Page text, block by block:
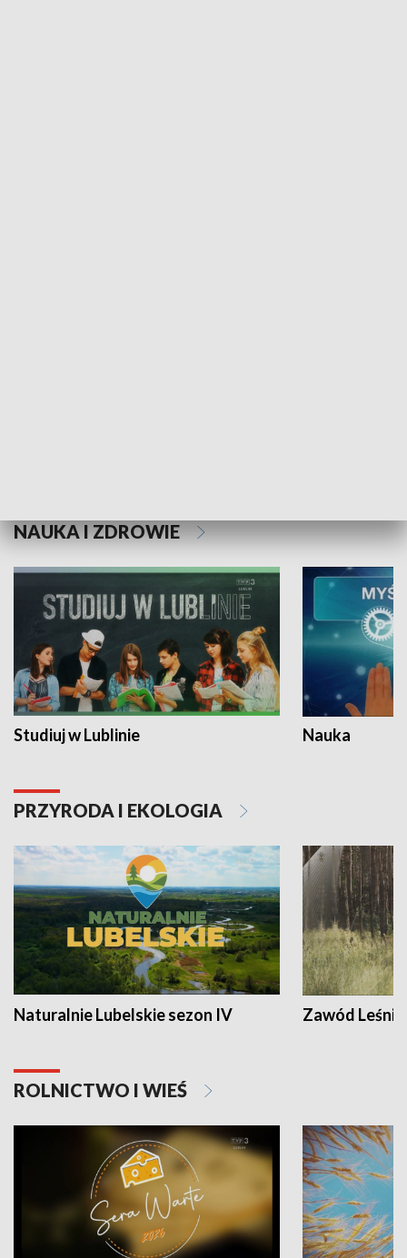
NAUKA I ZDROWIE
Studiuj w Lublinie Nauka
PRZYRODA I EKOLOGIA
Naturalnie Lubelskie sezon IV Zawód Leśnik
ROLNICTWO I WIEŚ